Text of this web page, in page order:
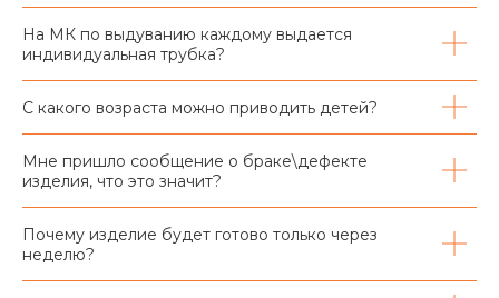
На МК по выдуванию каждому выдается
индивидуальная трубка?
С какого возраста можно приводить детей?
Мне пришло сообщение о браке\дефекте
изделия, что это значит?
Почему изделие будет готово только через
неделю?